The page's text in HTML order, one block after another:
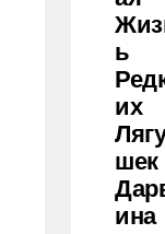
Ь
Их
Шек
Ина